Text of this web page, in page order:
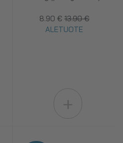
8.90 € 13.90 €
ALETUOTE